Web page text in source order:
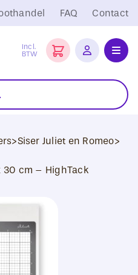
FAQ Contact
Incl.
BTW
>Siser Juliet en Romeo>
30 cm – HighTack